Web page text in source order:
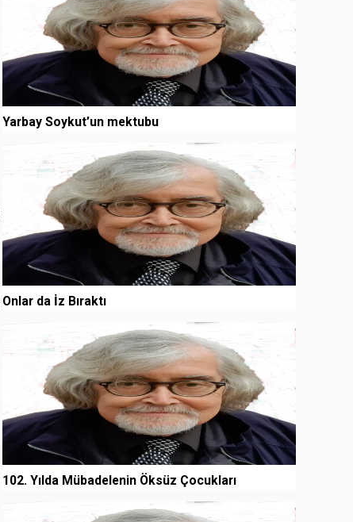
Yarbay Soykut’un mektubu
Onlar da İz Bıraktı
102. Yılda Mübadelenin Öksüz Çocukları